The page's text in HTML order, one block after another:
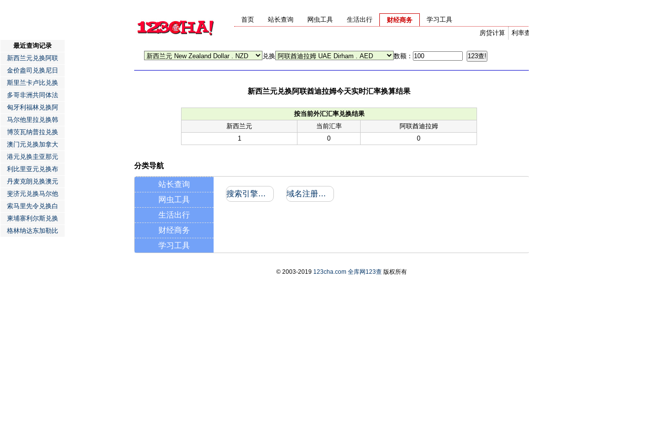
首页 站长查询 网虫工具 生活出行
财经商务
利率查询
房贷计算
学习工具
兑换 数额：
新西兰元兑换阿联酋迪拉姆今天实时汇率换算结果
按当前外汇汇率兑换结果
新西兰元
当前汇率
阿联酋迪拉姆
1
0 0
最近查询记录
新西兰元兑换阿联
金价盎司兑换尼日
斯里兰卡卢比兑换
多哥非洲共同体法
匈牙利福林兑换阿
马尔他里拉兑换韩
博茨瓦纳普拉兑换
澳门元兑换加拿大
港元兑换圭亚那元
利比里亚元兑换布
丹麦克朗兑换澳元
斐济元兑换马尔他
索马里先令兑换白
柬埔寨利尔斯兑换
格林纳达东加勒比
分类导航
站长查询
网虫工具
生活出行
财经商务
学习工具
搜索引擎收录和反向链接 域名注册信息
© 2003-2019 123cha.com 全库网123查版权所有